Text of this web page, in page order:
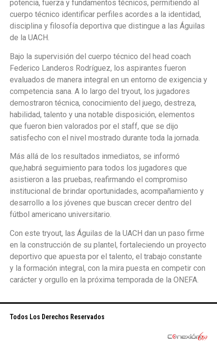
potencia, fuerza y fundamentos técnicos, permitiendo al
cuerpo técnico identificar perfiles acordes a la identidad,
disciplina y filosofía deportiva que distingue a las Águilas
de la UACH.
Bajo la supervisión del cuerpo técnico del head coach
Federico Landeros Rodríguez, los aspirantes fueron
evaluados de manera integral en un entorno de exigencia y
competencia sana. A lo largo del tryout, los jugadores
demostraron técnica, conocimiento del juego, destreza,
habilidad, talento y una notable disposición, elementos
que fueron bien valorados por el staff, que se dijo
satisfecho con el nivel mostrado durante toda la jornada.
Más allá de los resultados inmediatos, se informó
que,habrá seguimiento para todos los jugadores que
asistieron a las pruebas, reafirmando el compromiso
institucional de brindar oportunidades, acompañamiento y
desarrollo a los jóvenes que buscan crecer dentro del
fútbol americano universitario.
Con este tryout, las Águilas de la UACH dan un paso firme
en la construcción de su plantel, fortaleciendo un proyecto
deportivo que apuesta por el talento, el trabajo constante
y la formación integral, con la mira puesta en competir con
carácter y orgullo en la próxima temporada de la ONEFA.
Todos Los Derechos Reservados